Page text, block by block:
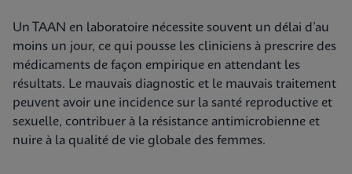
Un TAAN en laboratoire nécessite souvent un délai d’au
moins un jour, ce qui pousse les cliniciens à prescrire des
médicaments de façon empirique en attendant les
résultats. Le mauvais diagnostic et le mauvais traitement
peuvent avoir une incidence sur la santé reproductive et
sexuelle, contribuer à la résistance antimicrobienne et
nuire à la qualité de vie globale des femmes.